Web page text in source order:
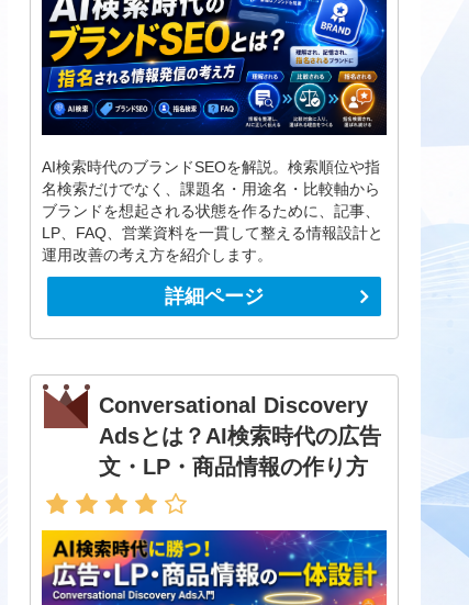
AI検索時代のブランドSEOを解説。検索順位や指
名検索だけでなく、課題名・用途名・比較軸から
ブランドを想起される状態を作るために、記事、
LP、FAQ、営業資料を一貫して整える情報設計と
運用改善の考え方を紹介します。
詳細ページ
Conversational Discovery
Adsとは？AI検索時代の広告
文・LP・商品情報の作り方